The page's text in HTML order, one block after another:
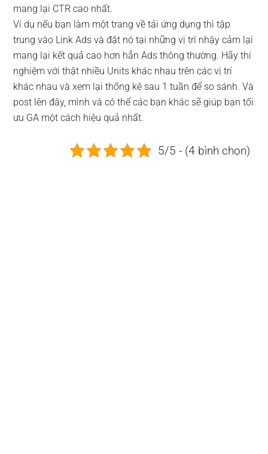
mang lại CTR cao nhất.
Ví dụ nếu bạn làm một trang về tải ứng dụng thì tập
trung vào Link Ads và đặt nó tại những vị trí nhậy cảm lại
mang lại kết quả cao hơn hẳn Ads thông thường. Hãy thí
nghiệm với thật nhiều Units khác nhau trên các vị trí
khác nhau và xem lại thống kê sau 1 tuần để so sánh. Và
post lên đây, mình và có thể các bạn khác sẽ giúp bạn tối
ưu GA một cách hiệu quả nhất.
5/5 - (4 bình chọn)